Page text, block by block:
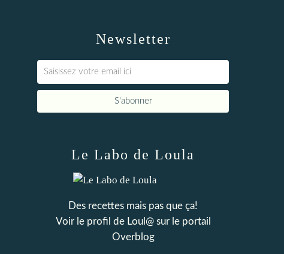
Newsletter
Le Labo de Loula
Des recettes mais pas que ça!
Voir le profil de Loul@sur le portail
Overblog